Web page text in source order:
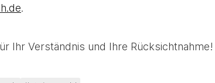
.
Ihr Verständnis und Ihre Rücksichtnahme!